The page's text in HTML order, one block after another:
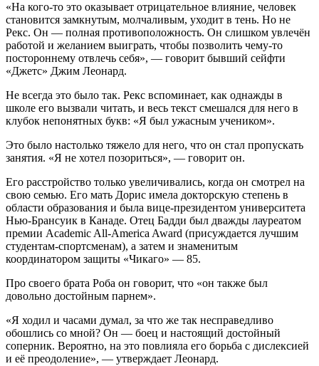
«На кого-то это оказывает отрицательное влияние, человек
становится замкнутым, молчаливым, уходит в тень. Но не
Рекс. Он — полная противоположность. Он слишком увлечён
работой и желанием выиграть, чтобы позволить чему-то
постороннему отвлечь себя», — говорит бывший сейфти
«Джетс» Джим Леонард.
Не всегда это было так. Рекс вспоминает, как однажды в
школе его вызвали читать, и весь текст смешался для него в
клубок непонятных букв: «Я был ужасным учеником».
Это было настолько тяжело для него, что он стал пропускать
занятия. «Я не хотел позориться», — говорит он.
Его расстройство только увеличивались, когда он смотрел на
свою семью. Его мать Дорис имела докторскую степень в
области образования и была вице-президентом университета
Нью-Брансуик в Канаде. Отец Бадди был дважды лауреатом
премии Academic All-America Award (присуждается лучшим
студентам-спортсменам), а затем и знаменитым
координатором защиты «Чикаго» — 85.
Про своего брата Роба он говорит, что «он также был
довольно достойным парнем».
«Я ходил и часами думал, за что же так несправедливо
обошлись со мной? Он — боец и настоящий достойный
соперник. Вероятно, на это повлияла его борьба с дислексией
и её преодоление», — утверждает Леонард.